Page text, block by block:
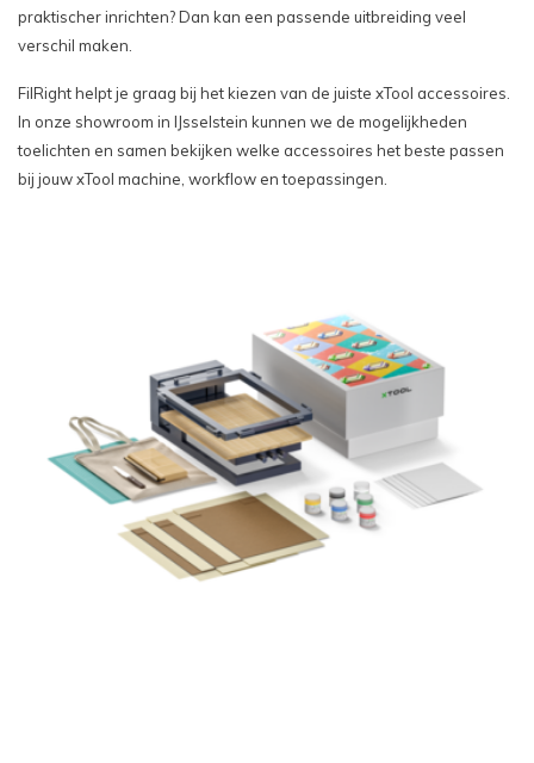
praktischer inrichten? Dan kan een passende uitbreiding veel
verschil maken.
FilRight helpt je graag bij het kiezen van de juiste xTool accessoires.
In onze showroom in IJsselstein kunnen we de mogelijkheden
toelichten en samen bekijken welke accessoires het beste passen
bij jouw xTool machine, workflow en toepassingen.